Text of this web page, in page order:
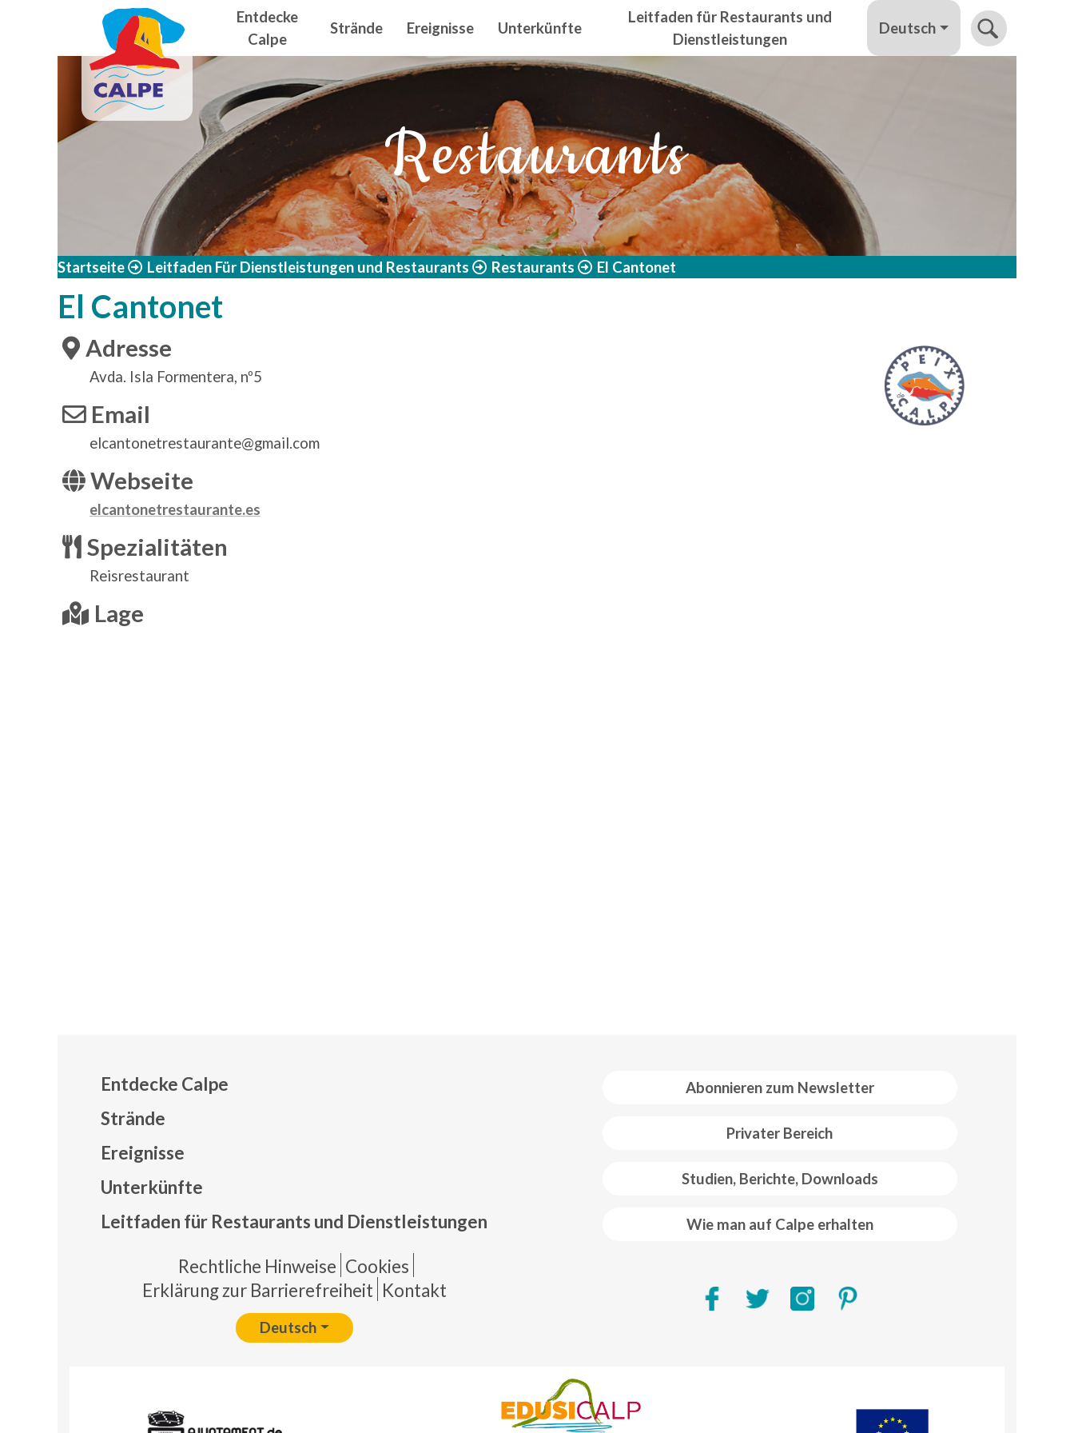
Direkt zum Inhalt Navegación principal
Entdecke
Calpe
Strände Ereignisse Unterkünfte
Leitfaden für Restaurants und
Dienstleistungen
Deutsch
Restaurants
Startseite Leitfaden Für Dienstleistungen und Restaurants Restaurants El Cantonet
El Cantonet
Adresse
Avda. Isla Formentera, nº5
Email
elcantonetrestaurante@gmail.com
Webseite
elcantonetrestaurante.es
Spezialitäten
Reisrestaurant
Lage
Abonnieren zum Newsletter
Privater Bereich
Studien, Berichte, Downloads
Wie man auf Calpe erhalten
Entdecke Calpe
Strände
Ereignisse
Unterkünfte
Leitfaden für Restaurants und Dienstleistungen
Pie de página
Rechtliche Hinweise Cookies
Erklärung zur Barrierefreiheit Kontakt
Deutsch